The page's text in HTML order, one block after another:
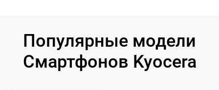
Популярные модели
Смартфонов Kyocera